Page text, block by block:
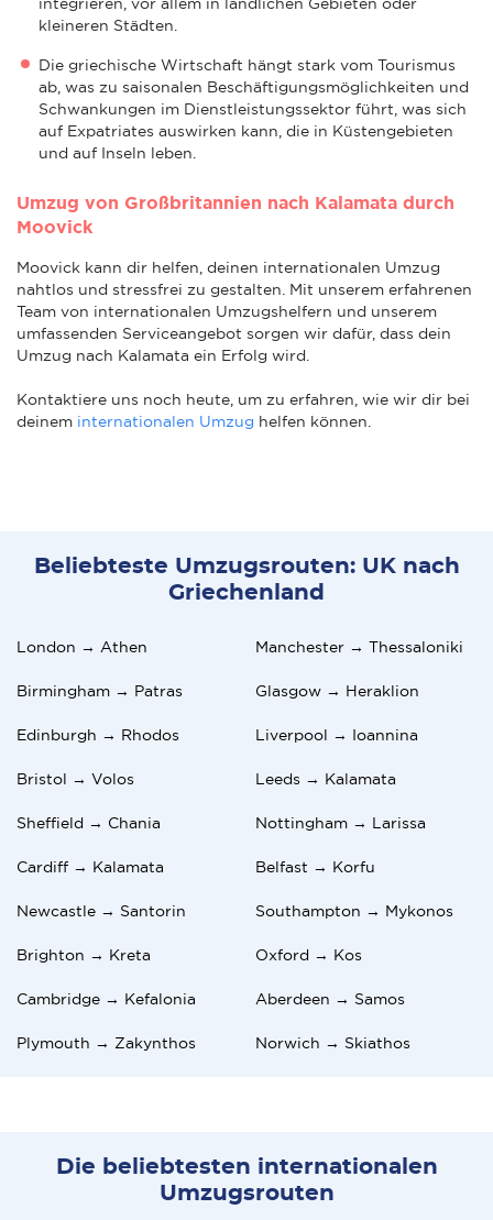
kleineren Städten.
Die griechische Wirtschaft hängt stark vom Tourismus
ab, was zu saisonalen Beschäftigungsmöglichkeiten und
Schwankungen im Dienstleistungssektor führt, was sich
auf Expatriates auswirken kann, die in Küstengebieten
und auf Inseln leben.
Umzug von Großbritannien nach Kalamata durch
Moovick
Moovick kann dir helfen, deinen internationalen Umzug
nahtlos und stressfrei zu gestalten. Mit unserem erfahrenen
Team von internationalen Umzugshelfern und unserem
umfassenden Serviceangebot sorgen wir dafür, dass dein
Umzug nach Kalamata ein Erfolg wird.
Kontaktiere uns noch heute, um zu erfahren, wie wir dir bei
deinem internationalen Umzug helfen können.
Beliebteste Umzugsrouten: UK nach
Griechenland
London → Athen Manchester → Thessaloniki
Birmingham → Patras Glasgow → Heraklion
Edinburgh → Rhodos Liverpool → Ioannina
Bristol → Volos Leeds → Kalamata
Sheffield → Chania Nottingham → Larissa
Cardiff → Kalamata Belfast → Korfu
Newcastle → Santorin Southampton → Mykonos
Brighton → Kreta Oxford → Kos
Cambridge → Kefalonia Aberdeen → Samos
Plymouth → Zakynthos Norwich → Skiathos
Die beliebtesten internationalen
Umzugsrouten